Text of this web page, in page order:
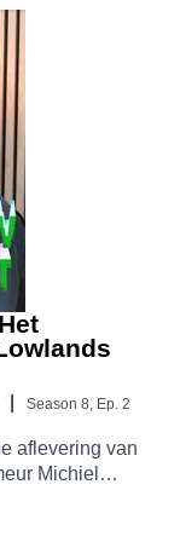
het
belt hij met
Kopzorgen en
Season 8 Ep. 2
aflevering van
Michiel
van
belt in met